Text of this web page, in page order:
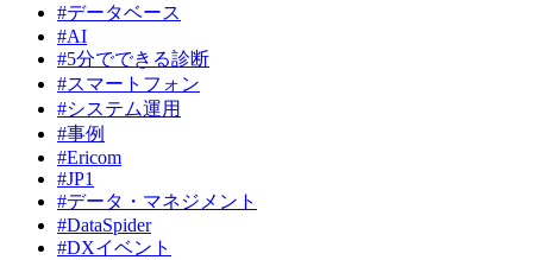
#データベース
#AI
#5分でできる診断
#スマートフォン
#システム運用
#事例
#Ericom
#JP1
#データ・マネジメント
#DataSpider
#DXイベント